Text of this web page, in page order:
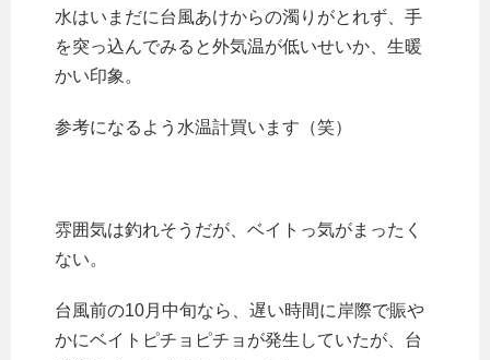
水はいまだに台風あけからの濁りがとれず、手
を突っ込んでみると外気温が低いせいか、生暖
かい印象。
参考になるよう水温計買います（笑）
雰囲気は釣れそうだが、ベイトっ気がまったく
ない。
台風前の10月中旬なら、遅い時間に岸際で賑や
かにベイトピチョピチョが発生していたが、台